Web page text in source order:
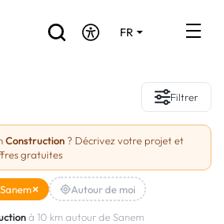
FR
Filtrer
Construction ? Décrivez votre projet et
gratuites
Sanem Autour de moi
à 10 km autour de Sanem